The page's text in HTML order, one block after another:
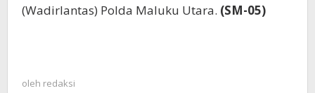
(Wadirlantas) Polda Maluku Utara. (SM-05)
oleh redaksi